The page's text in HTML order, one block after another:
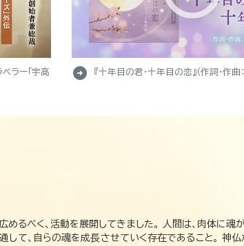
ラー「宇高
arrow_circle_right 『十年目の君・十年目の恋』（作詞・作曲
るべく、活動を展開してきました。 人間は、肉体に魂
て、自らの魂を成長させていく存在であること。 神仏